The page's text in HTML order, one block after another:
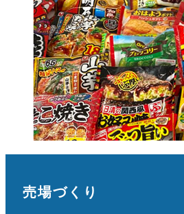
売場づくり